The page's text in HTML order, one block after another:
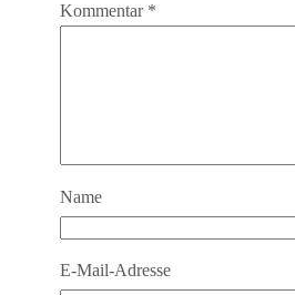
Kommentar *
Name
E-Mail-Adresse